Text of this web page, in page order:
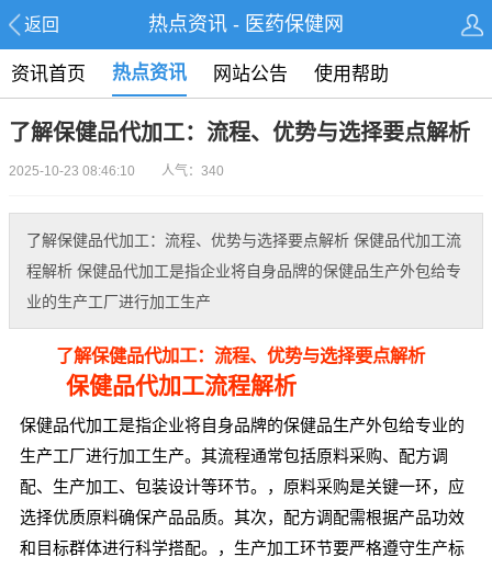
返回 热点资讯 - 医药保健网
资讯首页 热点资讯 网站公告 使用帮助
了解保健品代加工：流程、优势与选择要点解析
2025-10-23 08:46:10 人气：340
了解保健品代加工：流程、优势与选择要点解析 保健品代加工流
程解析 保健品代加工是指企业将自身品牌的保健品生产外包给专
业的生产工厂进行加工生产
了解保健品代加工：流程、优势与选择要点解析
保健品代加工流程解析
保健品代加工是指企业将自身品牌的保健品生产外包给专业的
生产工厂进行加工生产。其流程通常包括原料采购、配方调
配、生产加工、包装设计等环节。，原料采购是关键一环，应
选择优质原料确保产品品质。其次，配方调配需根据产品功效
和目标群体进行科学搭配。，生产加工环节要严格遵守生产标